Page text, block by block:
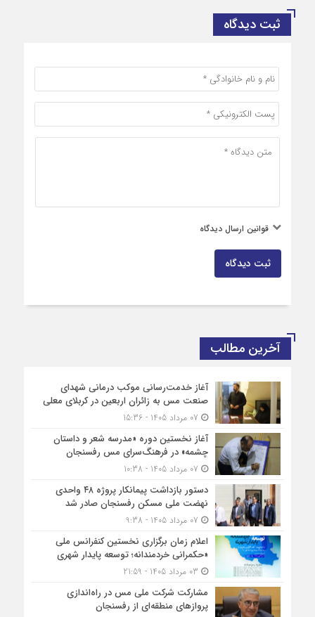
ثبت دیدگاه
قوانین ارسال دیدگاه
ثبت دیدگاه
آخرین مطالب
آغاز خدمت‌رسانی موکب درمانی شهدای
صنعت مس به زائران اربعین در کربلای معلی
آغاز نخستین دوره «مدرسه شعر و داستان
چشمه» در فرهنگ‌سرای مس رفسنجان
دستور بازداشت پیمانکار پروژه ۴۸ واحدی
نهضت ملی مسکن رفسنجان صادر شد
اعلام زمان برگزاری نخستین کنفرانس ملی
«حکمرانی خردمندانه؛ توسعه پایدار شهری
مشارکت شرکت ملی مس در راه‌اندازی
پروازهای منطقه‌ای از رفسنجان